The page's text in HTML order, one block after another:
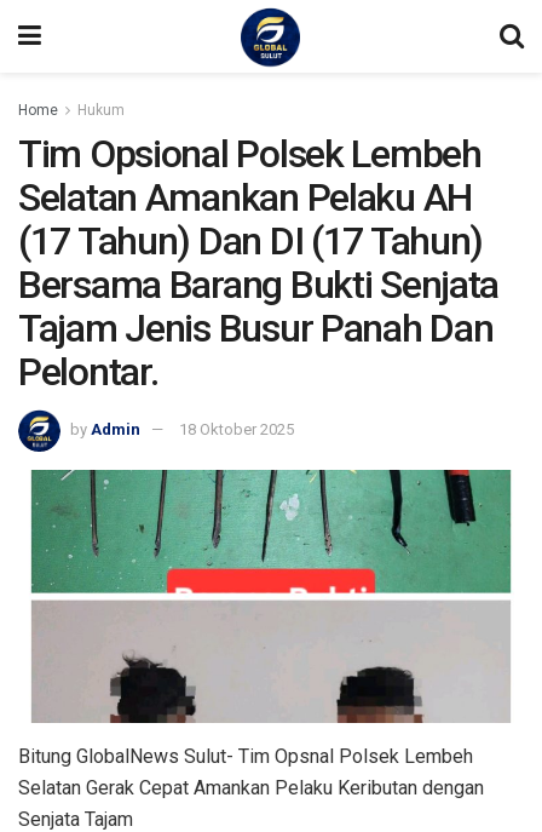
Home Hukum
Tim Opsional Polsek Lembeh
Selatan Amankan Pelaku AH
(17 Tahun) Dan DI (17 Tahun)
Bersama Barang Bukti Senjata
Tajam Jenis Busur Panah Dan
Pelontar.
by Admin 18 Oktober 2025
Bitung GlobalNews Sulut- Tim Opsnal Polsek Lembeh
Selatan Gerak Cepat Amankan Pelaku Keributan dengan
Senjata Tajam